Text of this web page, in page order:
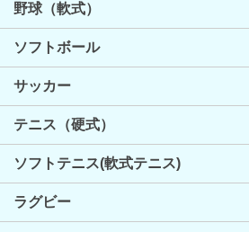
野球（軟式）
ソフトボール
サッカー
テニス（硬式）
ソフトテニス(軟式テニス)
ラグビー